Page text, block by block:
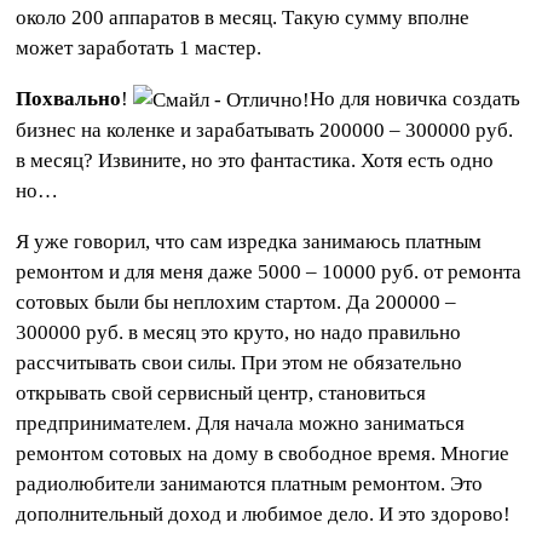
около 200 аппаратов в месяц. Такую сумму вполне
может заработать 1 мастер.
Похвально!
Но для новичка создать
бизнес на коленке и зарабатывать 200000 – 300000 руб.
в месяц? Извините, но это фантастика. Хотя есть одно
но…
Я уже говорил, что сам изредка занимаюсь платным
ремонтом и для меня даже 5000 – 10000 руб. от ремонта
сотовых были бы неплохим стартом. Да 200000 –
300000 руб. в месяц это круто, но надо правильно
рассчитывать свои силы. При этом не обязательно
открывать свой сервисный центр, становиться
предпринимателем. Для начала можно заниматься
ремонтом сотовых на дому в свободное время. Многие
радиолюбители занимаются платным ремонтом. Это
дополнительный доход и любимое дело. И это здорово!